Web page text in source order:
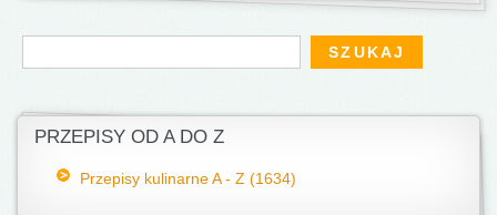
Formularz wyszukiwania
Szukaj
PRZEPISY OD A DO Z
Przepisy kulinarne A - Z (1634)